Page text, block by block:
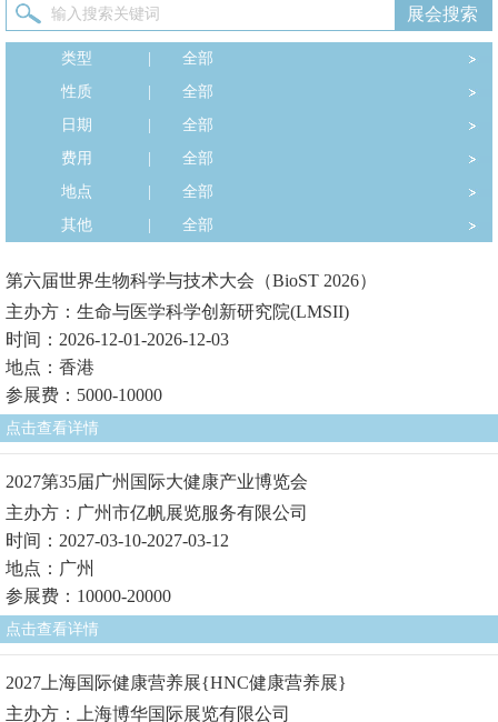
类型
全部
性质
全部
日期
全部
费用
全部
地点
全部
其他
全部
第六届世界生物科学与技术大会（BioST 2026）
主办方：生命与医学科学创新研究院(LMSII)
时间：2026-12-01-2026-12-03
地点：香港
参展费：5000-10000
点击查看详情
2027第35届广州国际大健康产业博览会
主办方：广州市亿帆展览服务有限公司
时间：2027-03-10-2027-03-12
地点：广州
参展费：10000-20000
点击查看详情
2027上海国际健康营养展{HNC健康营养展}
主办方：上海博华国际展览有限公司